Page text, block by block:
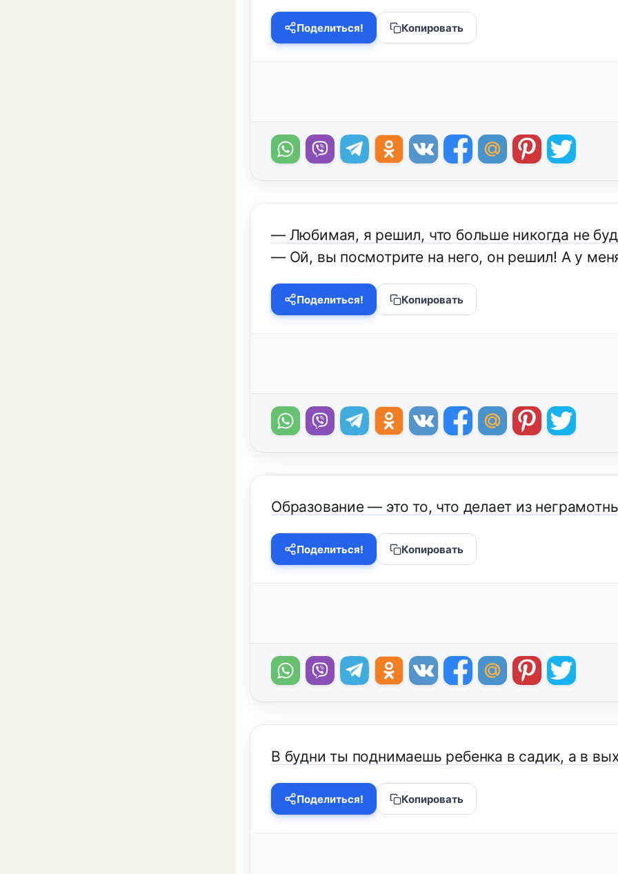
Поделиться! Копировать
— Любимая, я решил, что больше никогда не
— Ой, вы посмотрите на него, он решил! А у
Поделиться! Копировать
Образование — это то, что делает из
Поделиться! Копировать
В будни ты поднимаешь ребенка в садик, а в
Поделиться! Копировать